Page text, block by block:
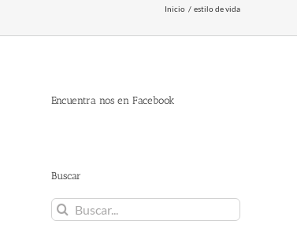
Inicio estilo de vida
Encuentra nos en Facebook
Buscar
Buscar: